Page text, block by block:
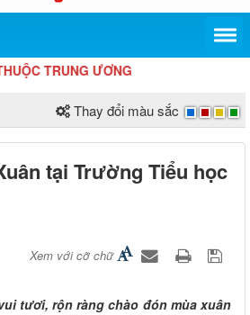
ƯƠNG
Thay đổi màu sắc
tại Trường Tiểu học
Xem với cỡ chữ
tươi, rộn ràng chào đón mùa xuân